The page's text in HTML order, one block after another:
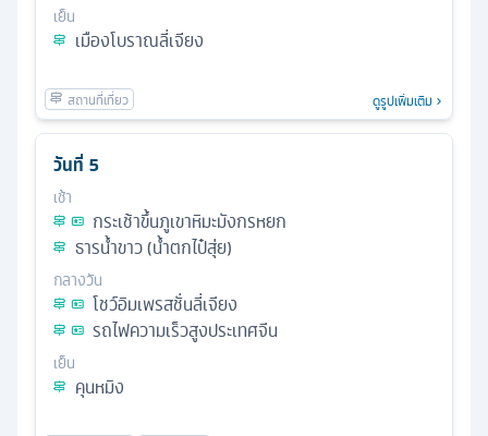
เย็น
เมืองโบราณลี่เจียง
ดูรูปเพิ่มเติม
วันที่ 5
เช้า
กระเช้าขึ้นภูเขาหิมะมังกรหยก
ธารน้ำขาว (น้ำตกไป๋สุ่ย)
กลางวัน
โชว์อิมเพรสชั่นลี่เจียง
รถไฟความเร็วสูงประเทศจีน
เย็น
คุนหมิง